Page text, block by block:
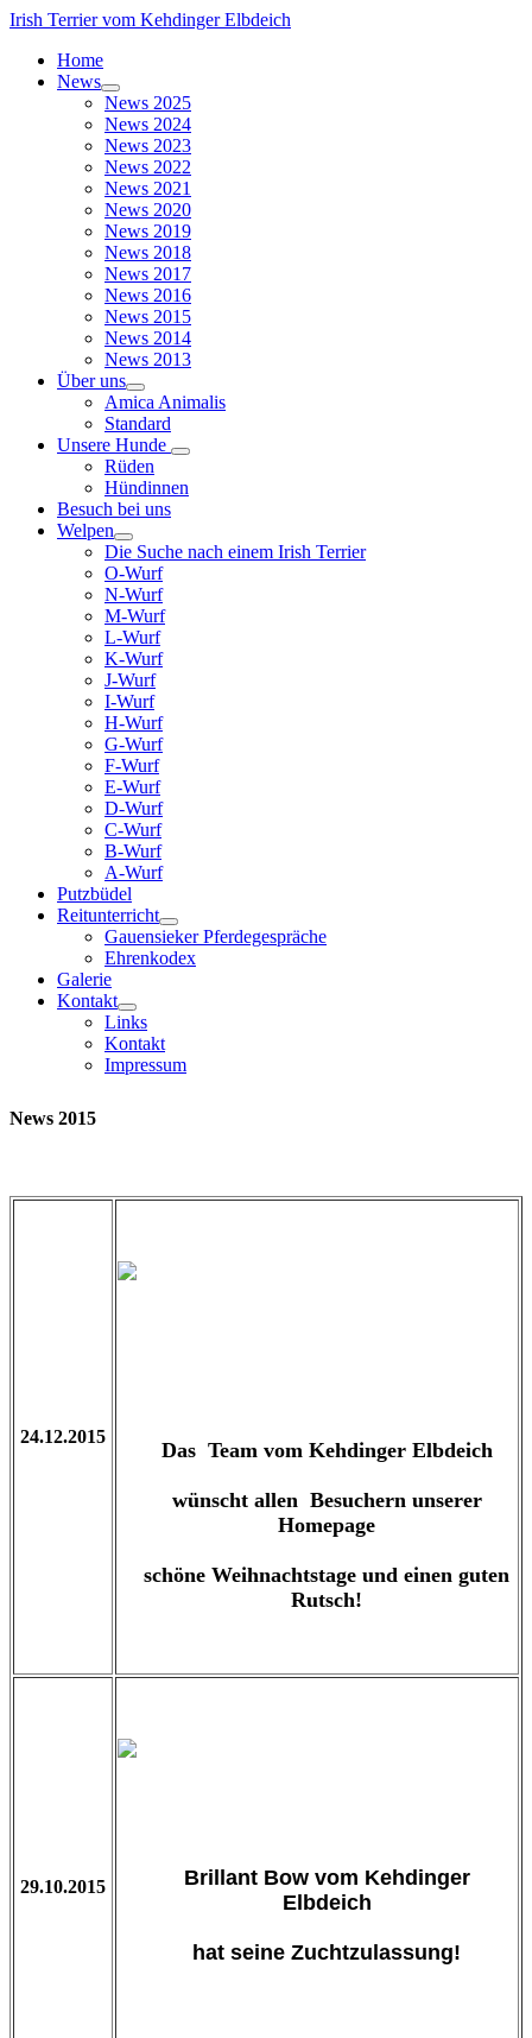
Irish Terrier vom Kehdinger Elbdeich
Home
News
News 2025
News 2024
News 2023
News 2022
News 2021
News 2020
News 2019
News 2018
News 2017
News 2016
News 2015
News 2014
News 2013
Über uns
Amica Animalis
Standard
Unsere Hunde
Rüden
Hündinnen
Besuch bei uns
Welpen
Die Suche nach einem Irish Terrier
O-Wurf
N-Wurf
M-Wurf
L-Wurf
K-Wurf
J-Wurf
I-Wurf
H-Wurf
G-Wurf
F-Wurf
E-Wurf
D-Wurf
C-Wurf
B-Wurf
A-Wurf
Putzbüdel
Reitunterricht
Gauensieker Pferdegespräche
Ehrenkodex
Galerie
Kontakt
Links
Kontakt
Impressum
News 2015
24.12.2015
Das Team vom Kehdinger Elbdeich
wünscht allen Besuchern unserer
Homepage
schöne Weihnachtstage und einen guten
Rutsch!
29.10.2015
Brillant Bow vom Kehdinger
Elbdeich
hat seine Zuchtzulassung!